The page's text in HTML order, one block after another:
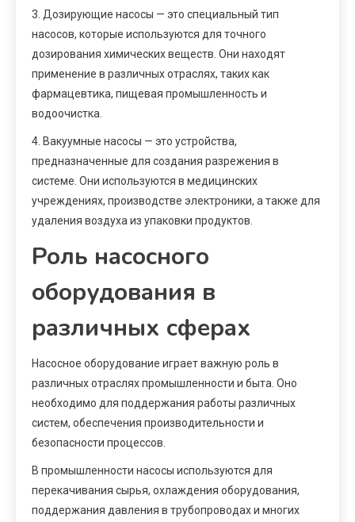
3. Дозирующие насосы — это специальный тип
насосов, которые используются для точного
дозирования химических веществ. Они находят
применение в различных отраслях, таких как
фармацевтика, пищевая промышленность и
водоочистка.
4. Вакуумные насосы — это устройства,
предназначенные для создания разрежения в
системе. Они используются в медицинских
учреждениях, производстве электроники, а также для
удаления воздуха из упаковки продуктов.
Роль насосного
оборудования в
различных сферах
Насосное оборудование играет важную роль в
различных отраслях промышленности и быта. Оно
необходимо для поддержания работы различных
систем, обеспечения производительности и
безопасности процессов.
В промышленности насосы используются для
перекачивания сырья, охлаждения оборудования,
поддержания давления в трубопроводах и многих